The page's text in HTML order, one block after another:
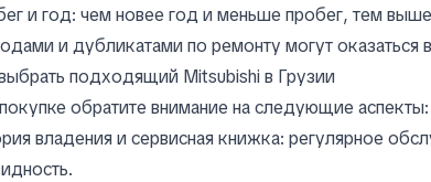
и год: чем новее год и меньше пробег, тем
и дубликатами по ремонту могут оказаться
подходящий Mitsubishi в Грузии
обратите внимание на следующие аспекты:
владения и сервисная книжка: регулярное